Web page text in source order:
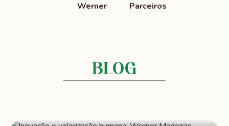
Floresta Plantada de Pinus
Werner Parceiros
BLOG